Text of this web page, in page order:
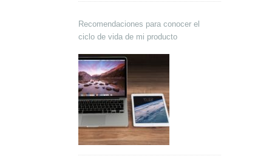
Recomendaciones para conocer el
ciclo de vida de mi producto